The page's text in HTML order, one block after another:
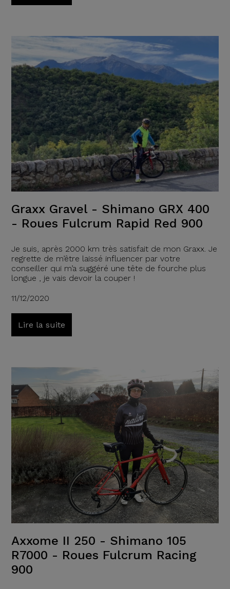
Graxx Gravel - Shimano GRX 400
- Roues Fulcrum Rapid Red 900
Je suis, après 2000 km très satisfait de mon Graxx. Je
regrette de m’être laissé influencer par votre
conseiller qui m’a suggéré une tête de fourche plus
longue , je vais devoir la couper !
11/12/2020
Lire la suite
Axxome II 250 - Shimano 105
R7000 - Roues Fulcrum Racing
900